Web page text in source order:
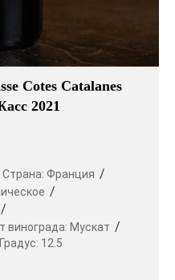
Cotes Catalanes
2021
Страна: Франция
винограда: Мускат
Градус: 12.5